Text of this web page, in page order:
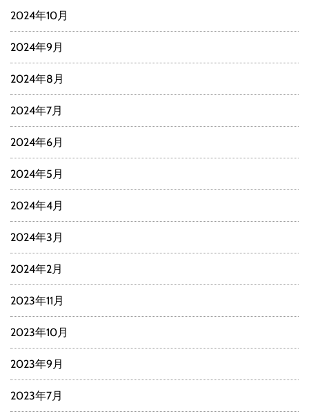
2024年10月
2024年9月
2024年8月
2024年7月
2024年6月
2024年5月
2024年4月
2024年3月
2024年2月
2023年11月
2023年10月
2023年9月
2023年7月